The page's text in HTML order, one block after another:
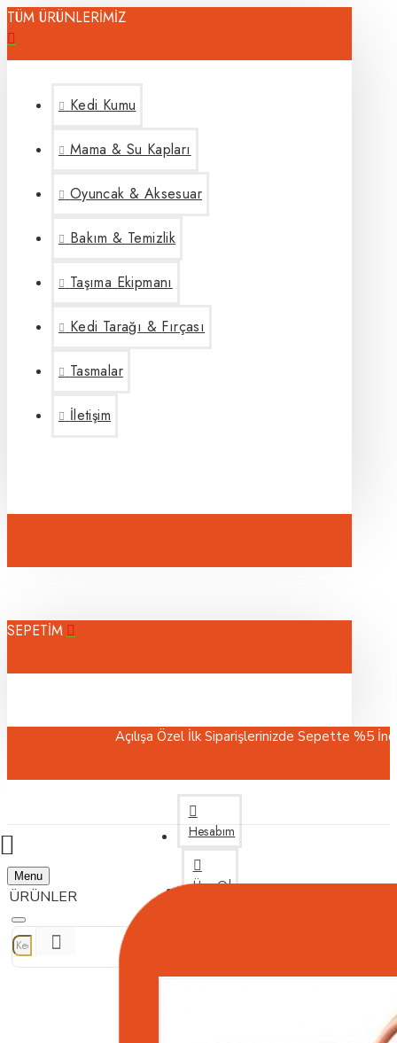
TÜM ÜRÜNLERİMİZ
Kedi Kumu
Mama & Su Kapları
Oyuncak & Aksesuar
Bakım & Temizlik
Taşıma Ekipmanı
Kedi Tarağı & Fırçası
Tasmalar
İletişim
SEPETİM
Açılışa Özel İlk Siparişlerinizde Sepette %5 İndirim
Hesabım
Üye Ol
Menu